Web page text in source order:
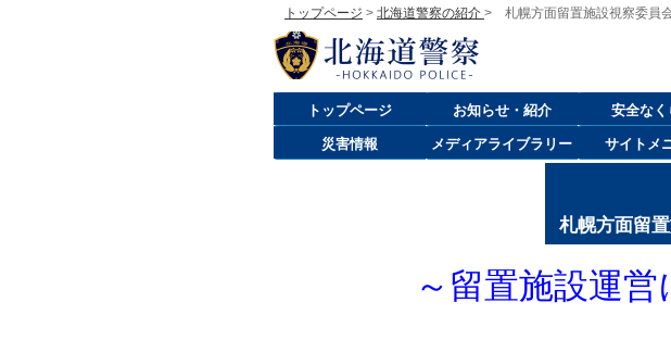
トップページ > 北海道警察の紹介 > 札幌方面留置施設視察委員
札幌方面留
～留置施設運
トップページ お知らせ・紹介 安全なく
災害情報 メディアライブラリー サイトメ